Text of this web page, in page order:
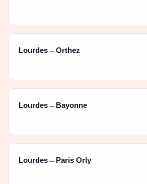
Lourdes→Orthez
Lourdes→ Bayonne
Lourdes→ Paris Orly